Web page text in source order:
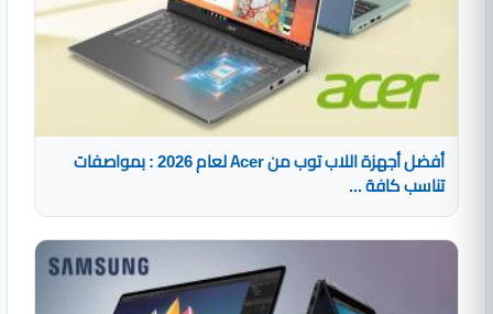
أفضل أجهزة اللاب توب من Acer لعام 2026 : بمواصفات
تناسب كافة ...